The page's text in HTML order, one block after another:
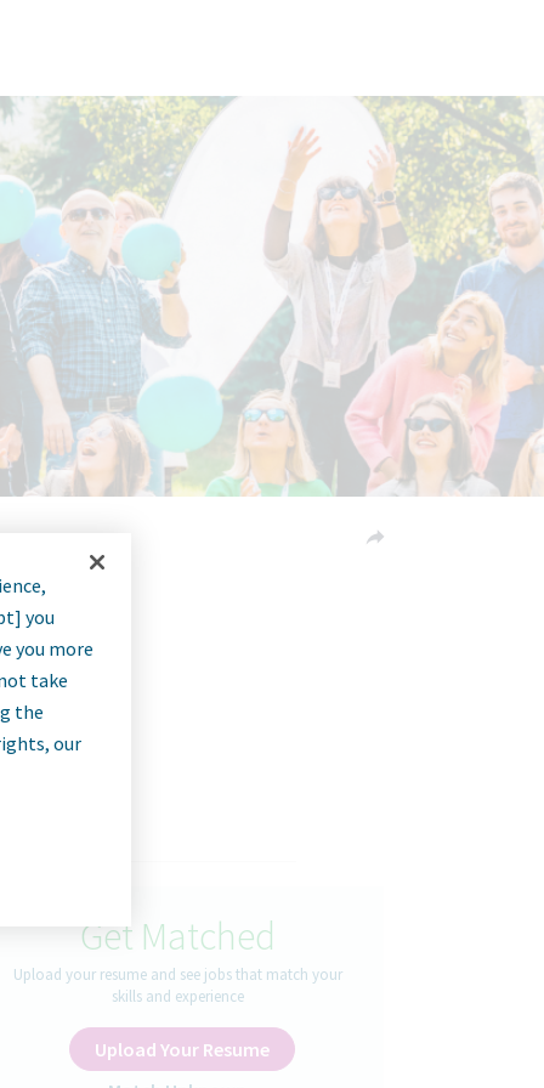
Get Matched
Upload your resume and see jobs that match your
skills and experience
Upload Your Resume
you
you more
take
the
our